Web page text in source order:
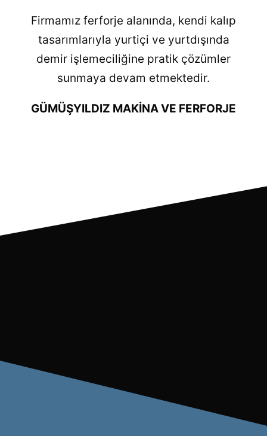
Firmamız ferforje alanında, kendi kalıp
tasarımlarıyla yurtiçi ve yurtdışında
demir işlemeciliğine pratik çözümler
sunmaya devam etmektedir.
GÜMÜŞYILDIZ MAKİNA VE FERFORJE